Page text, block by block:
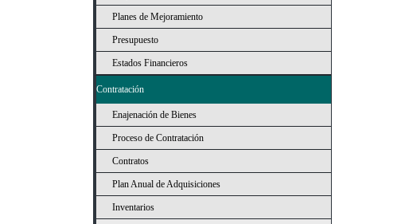
Planes de Mejoramiento
Presupuesto
Estados Financieros
Contratación
Enajenación de Bienes
Proceso de Contratación
Contratos
Plan Anual de Adquisiciones
Inventarios